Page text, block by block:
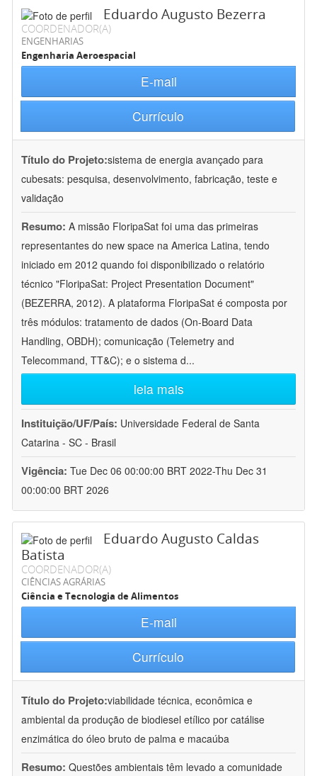
Eduardo Augusto Bezerra
COORDENADOR(A)
ENGENHARIAS
Engenharia Aeroespacial
E-mail
Currículo
Título do Projeto:sistema de energia avançado para
cubesats: pesquisa, desenvolvimento, fabricação, teste e
validação
Resumo: A missão FloripaSat foi uma das primeiras
representantes do new space na America Latina, tendo
iniciado em 2012 quando foi disponibilizado o relatório
técnico "FloripaSat: Project Presentation Document"
(BEZERRA, 2012). A plataforma FloripaSat é composta por
três módulos: tratamento de dados (On-Board Data
Handling, OBDH); comunicação (Telemetry and
Telecommand, TT&C); e o sistema d...
leia mais
Instituição/UF/País: Universidade Federal de Santa
Catarina - SC - Brasil
Vigência: Tue Dec 06 00:00:00 BRT 2022-Thu Dec 31
00:00:00 BRT 2026
Eduardo Augusto Caldas
Batista
COORDENADOR(A)
CIÊNCIAS AGRÁRIAS
Ciência e Tecnologia de Alimentos
E-mail
Currículo
Título do Projeto:viabilidade técnica, econômica e
ambiental da produção de biodiesel etílico por catálise
enzimática do óleo bruto de palma e macaúba
Resumo: Questões ambientais têm levado a comunidade